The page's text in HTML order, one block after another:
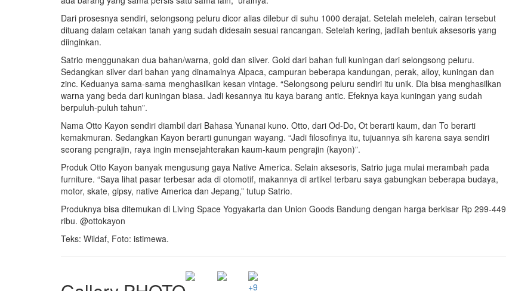
Dari prosesnya sendiri, selongsong peluru dicor alias dilebur di suhu 1000 derajat. Setelah meleleh, cairan tersebut
dituang dalam cetakan tanah yang sudah didesain sesuai rancangan. Setelah kering, jadilah bentuk aksesoris yang
diinginkan.
Satrio menggunakan dua bahan/warna, gold dan silver. Gold dari bahan full kuningan dari selongsong peluru.
Sedangkan silver dari bahan yang dinamainya Alpaca, campuran beberapa kandungan, perak, alloy, kuningan dan
zinc. Keduanya sama-sama menghasilkan kesan vintage. “Selongsong peluru sendiri itu unik. Dia bisa menghasilkan
warna yang beda dari kuningan biasa. Jadi kesannya itu kaya barang antic. Efeknya kaya kuningan yang sudah
berpuluh-puluh tahun”.
Nama Otto Kayon sendiri diambil dari Bahasa Yunanai kuno. Otto, dari Od-Do, Ot berarti kaum, dan To berarti
kemakmuran. Sedangkan Kayon berarti gunungan wayang. “Jadi filosofinya itu, tujuannya sih karena saya sendiri
seorang pengrajin, raya ingin mensejahterakan kaum-kaum pengrajin (kayon)”.
Produk Otto Kayon banyak mengusung gaya Native America. Selain aksesoris, Satrio juga mulai merambah pada
furniture. “Saya lihat pasar terbesar ada di otomotif, makannya di artikel terbaru saya gabungkan beberapa budaya,
motor, skate, gipsy, native America dan Jepang,” tutup Satrio.
Produknya bisa ditemukan di Living Space Yogyakarta dan Union Goods Bandung dengan harga berkisar Rp 299-449
ribu. @ottokayon
Teks: Wildaf, Foto: istimewa.
+9